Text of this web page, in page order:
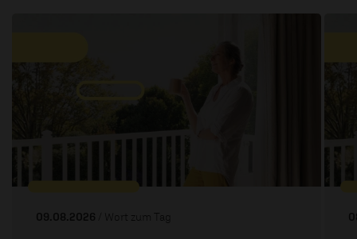
09.08.2026 / Wort zum Tag